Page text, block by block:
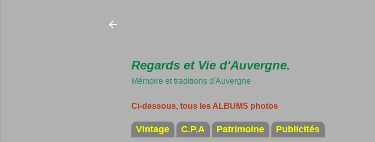
Regards et Vie d'Auvergne.
Mémoire et traditions d'Auvergne
Ci-dessous, tous les ALBUMS photos
Vintage C.P.A Patrimoine Publicités